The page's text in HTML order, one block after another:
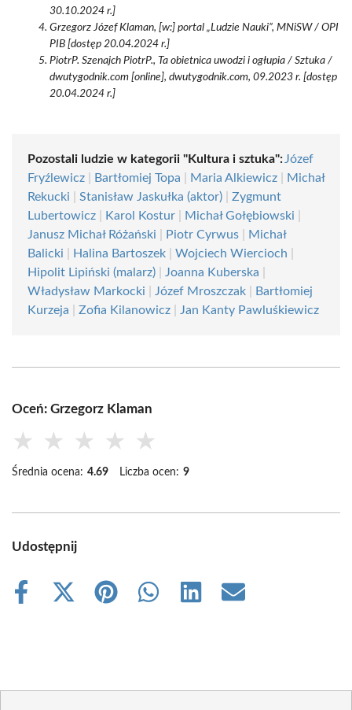
30.10.2024 r.]
Grzegorz Józef Klaman, [w:] portal „Ludzie Nauki”, MNiSW / OPI
PIB [dostęp 20.04.2024 r.]
PiotrP. Szenajch PiotrP., Ta obietnica uwodzi i ogłupia / Sztuka /
dwutygodnik.com [online], dwutygodnik.com, 09.2023 r. [dostęp
20.04.2024 r.]
Pozostali ludzie w kategorii "Kultura i sztuka": Józef
Fryźlewicz
Bartłomiej Topa Maria Alkiewicz
Michał
Rekucki
Stanisław Jaskułka (aktor)
Zygmunt
Lubertowicz
Karol Kostur Michał Gołębiowski
Janusz Michał Różański
Piotr Cyrwus
Michał
Balicki
Halina Bartoszek Wojciech Wiercioch
Hipolit Lipiński (malarz)
Joanna Kuberska
Władysław Markocki
Józef Mroszczak
Bartłomiej
Kurzeja
Zofia Kilanowicz Jan Kanty Pawluśkiewicz
Oceń: Grzegorz Klaman
★ ★ ★ ★ ★
Średnia ocena: 4.69 Liczba ocen: 9
Udostępnij
Share
Share
Share
Share
Share
Share